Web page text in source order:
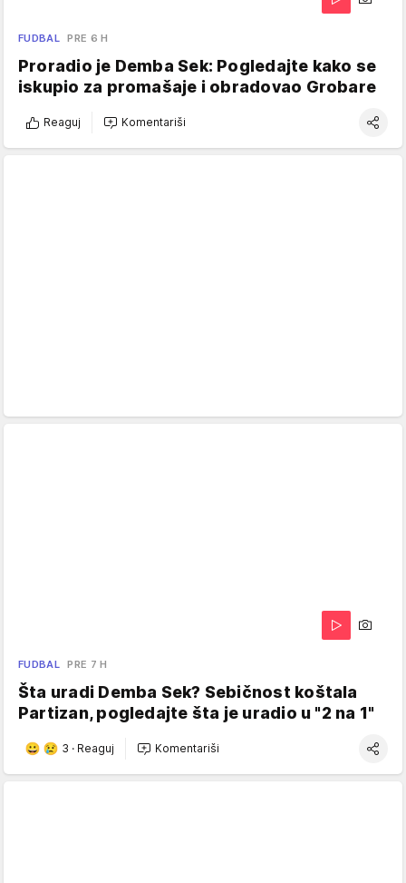
FUDBAL PRE 6 H
Proradio je Demba Sek: Pogledajte kako se
iskupio za promašaje i obradovao Grobare
Reaguj Komentariši
FUDBAL PRE 7 H
Šta uradi Demba Sek? Sebičnost koštala
Partizan, pogledajte šta je uradio u "2 na 1"
3 · Reaguj Komentariši